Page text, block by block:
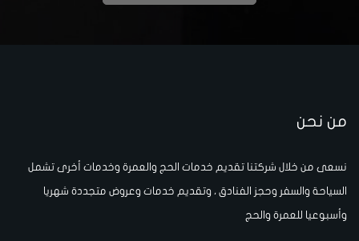
من نحن
نسعى من خلال شركتنا تقديم خدمات الحج والعمرة وخدمات أخرى تشمل
السياحة والسفر وحجز الفنادق ، وتقديم خدمات وعروض متجددة شهريا
وأسبوعيا للعمرة والحج